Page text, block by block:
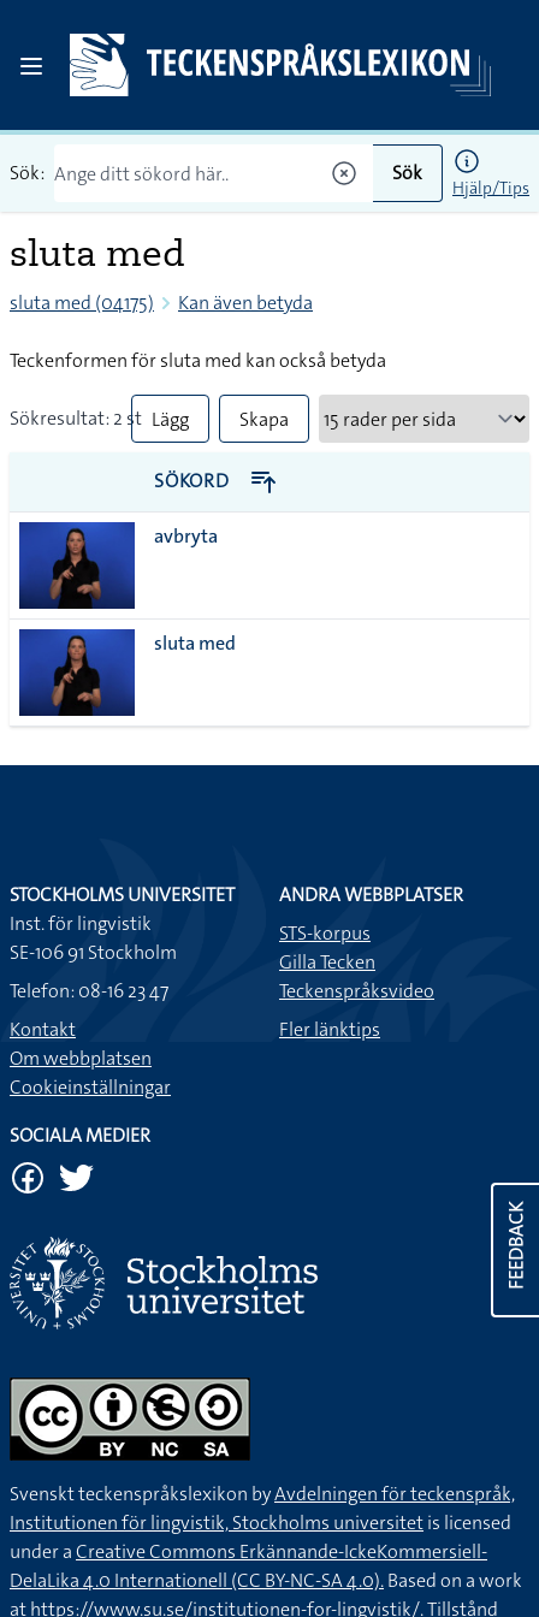
Sök: Sök
Hjälp/Tips
sluta med
sluta med (04175) Kan även betyda
Teckenformen för sluta med kan också betyda
Sökresultat: 2 st Lägg
till
alla i
Skapa
PDF
SÖKORD
avbryta
sluta med
FEEDBACK
STOCKHOLMS UNIVERSITET
Inst. för lingvistik
SE-106 91 Stockholm
Telefon: 08-16 23 47
Kontakt
Om webbplatsen
Cookieinställningar
ANDRA WEBBPLATSER
STS-korpus
Gilla Tecken
Teckenspråksvideo
Fler länktips
SOCIALA MEDIER
Svenskt teckenspråkslexikon byAvdelningen för teckenspråk,
Institutionen för lingvistik, Stockholms universitetis licensed
under aCreative Commons Erkännande-IckeKommersiell-
DelaLika 4.0 Internationell (CC BY-NC-SA 4.0).Based on a work
athttps://www.su.se/institutionen-for-lingvistik/. Tillstånd